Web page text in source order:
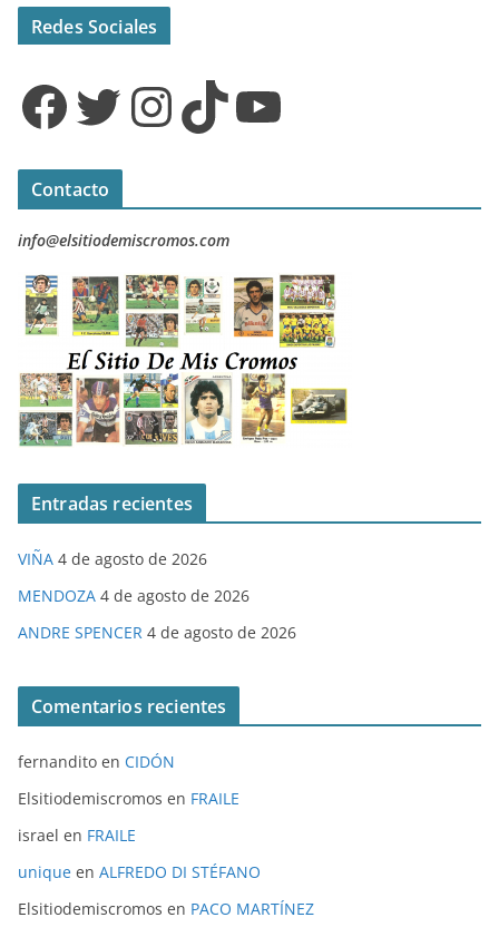
Redes Sociales
Facebook Twitter InstagramTikTok YouTube
Contacto
info@elsitiodemiscromos.com
Entradas recientes
VIÑA 4 de agosto de 2026
MENDOZA 4 de agosto de 2026
ANDRE SPENCER 4 de agosto de 2026
Comentarios recientes
fernandito en CIDÓN
Elsitiodemiscromos en FRAILE
israel en FRAILE
unique en ALFREDO DI STÉFANO
Elsitiodemiscromos en PACO MARTÍNEZ